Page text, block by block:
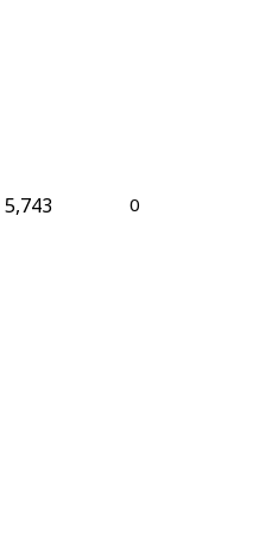
0
5,743